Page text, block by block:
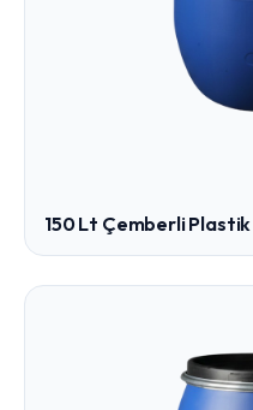
150 Lt Çemberli